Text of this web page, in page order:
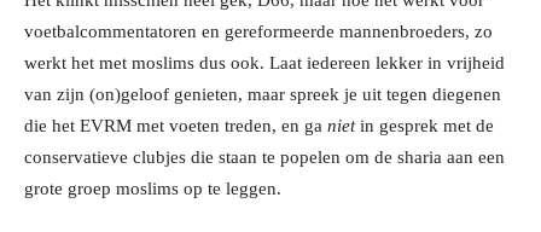
voetbalcommentatoren en gereformeerde mannenbroeders, zo
werkt het met moslims dus ook. Laat iedereen lekker in vrijheid
van zijn (on)geloof genieten, maar spreek je uit tegen diegenen
die het EVRM met voeten treden, en ga nietin gesprek met de
conservatieve clubjes die staan te popelen om de sharia aan een
grote groep moslims op te leggen.